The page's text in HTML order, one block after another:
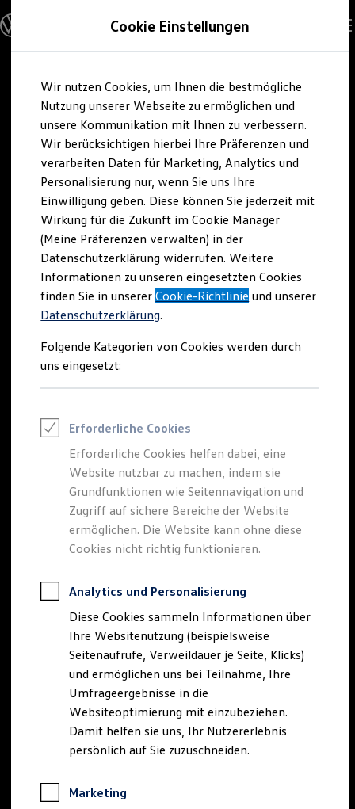
Hauptinhalt
springen
Footer
springen
Modelle und Konfigurator
Konfigurator
Modelle vergleichen
Elektroautos
ENERGY Sondermodelle
Nutzfahrzeuge
SUV und CUV
Familienautos
Kombis
Kompaktwagen
Sportwagen
Schnell verfügbare Fahrzeuge
Angebote und Produkte
Aktuelle Angebote
E-Auto-Förderung
Volkswagen Marktplatz
Die ENERGY Sondermodelle
Junge Gebrauchtwagen und Gebrauchtwagen
Volkswagen Zertifizierte Gebrauchtwagen
Elektromobilität bei Gebrauchtwagen
Saisonangebote
Reifenpakete
Leasing
Leasing-Angebote
Elektroauto Leasing
Kleinwagen-Leasing
Leasing ohne Anzahlung
Finanzierung
Autokredit mit Schlussrate
Versicherungen und Garantien
Kfz-Versicherung
Restschuldversicherungen
Garantien
Professional Class bei Volkswagen
Behörden
Direktkunden
Sonderfahrzeuge
Anpfiff zum Gewinn
Elektromobilität
Elektroautos
ID. Tutorials
Elektrofahrzeugkonzepte
ID. EVERY1
Reichweite
Rekuperation
Cookie Einstellungen
Wir nutzen Cookies, um Ihnen die bestmögliche
Nutzung unserer Webseite zu ermöglichen und
unsere Kommunikation mit Ihnen zu verbessern.
Wir berücksichtigen hierbei Ihre Präferenzen und
verarbeiten Daten für Marketing, Analytics und
Personalisierung nur, wenn Sie uns Ihre
Einwilligung geben. Diese können Sie jederzeit mit
Wirkung für die Zukunft im Cookie Manager
(Meine Präferenzen verwalten) in der
Datenschutzerklärung widerrufen. Weitere
Informationen zu unseren eingesetzten Cookies
finden Sie in unsererCookie-Richtlinie und unserer
Datenschutzerklärung.
Folgende Kategorien von Cookies werden durch
uns eingesetzt:
Erforderliche Cookies
Erforderliche Cookies helfen dabei, eine
Website nutzbar zu machen, indem sie
Grundfunktionen wie Seitennavigation und
Zugriff auf sichere Bereiche der Website
ermöglichen. Die Website kann ohne diese
Cookies nicht richtig funktionieren.
Analytics und Personalisierung
Diese Cookies sammeln Informationen über
Ihre Websitenutzung (beispielsweise
Seitenaufrufe, Verweildauer je Seite, Klicks)
und ermöglichen uns bei Teilnahme, Ihre
Umfrageergebnisse in die
Websiteoptimierung mit einzubeziehen.
Damit helfen sie uns, Ihr Nutzererlebnis
persönlich auf Sie zuzuschneiden.
Marketing